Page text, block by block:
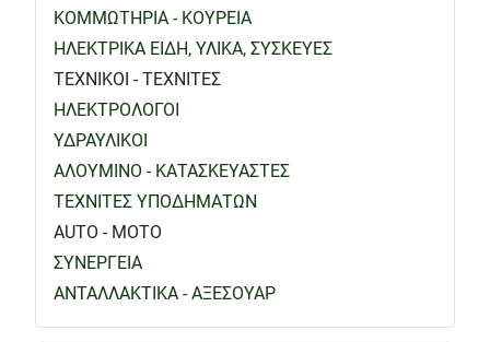
ΚΟΜΜΩΤΗΡΙΑ - ΚΟΥΡΕΙΑ
ΗΛΕΚΤΡΙΚΑ ΕΙΔΗ, ΥΛΙΚΑ, ΣΥΣΚΕΥΕΣ
ΤΕΧΝΙΚΟΙ - ΤΕΧΝΙΤΕΣ
ΗΛΕΚΤΡΟΛΟΓΟΙ
ΥΔΡΑΥΛΙΚΟΙ
ΑΛΟΥΜΙΝΟ - ΚΑΤΑΣΚΕΥΑΣΤΕΣ
ΤΕΧΝΙΤΕΣ ΥΠΟΔΗΜΑΤΩΝ
AUTO - MOTO
ΣΥΝΕΡΓΕΙΑ
ΑΝΤΑΛΛΑΚΤΙΚΑ - ΑΞΕΣΟΥΑΡ